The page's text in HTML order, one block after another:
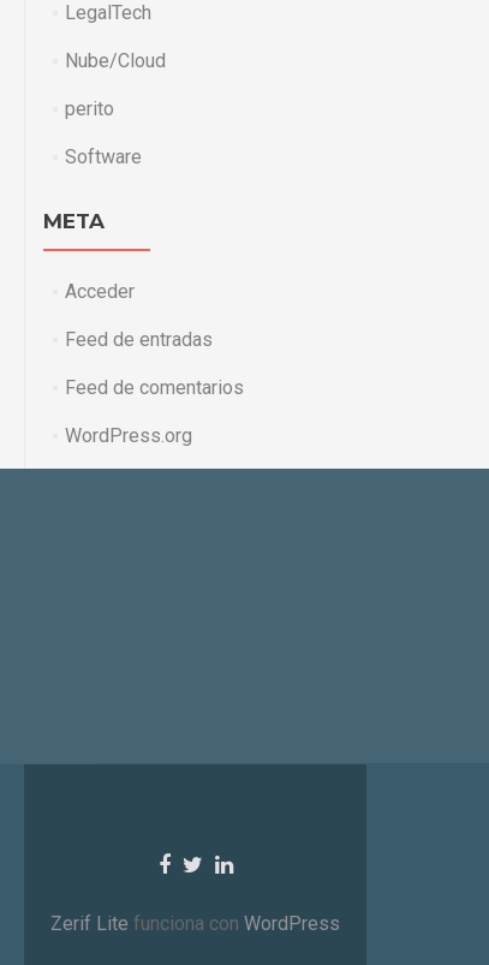
LegalTech
Nube/Cloud
perito
Software
META
Acceder
Feed de entradas
Feed de comentarios
WordPress.org
Go
Facebook
Go Go
Linkedin
Zerif Lite funciona con WordPress